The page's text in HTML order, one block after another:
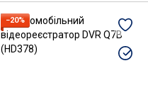
−20%